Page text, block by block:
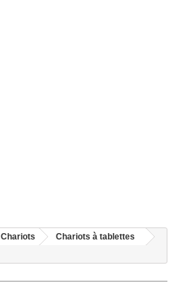
Chariots
Chariots à tablettes